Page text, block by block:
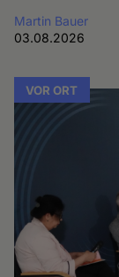
Martin Bauer
03.08.2026
VOR ORT